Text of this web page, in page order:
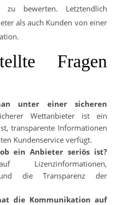
zu bewerten. Letztendlich
als auch Kunden von einer
Fragen
unter einer sicheren
Wettanbieter ist ein
transparente Informationen
Kundenservice verfügt.
ein Anbieter seriös ist?
und die Transparenz der
die Kommunikation auf